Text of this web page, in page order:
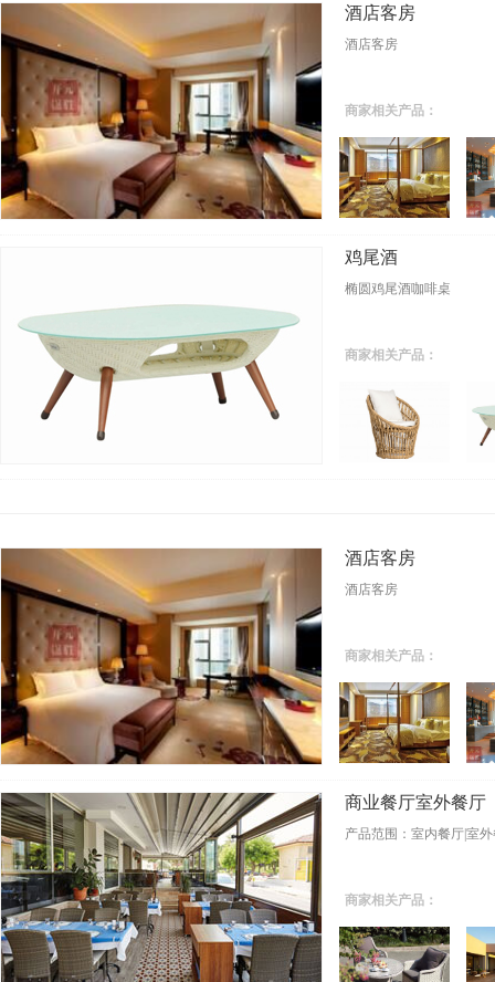
酒店客房
酒店客房
商家相关产品：
鸡尾酒
椭圆鸡尾酒咖啡桌
商家相关产品：
酒店客房
酒店客房
商家相关产品：
商业餐厅室外餐厅
产品范围：室内餐厅|室
商家相关产品：